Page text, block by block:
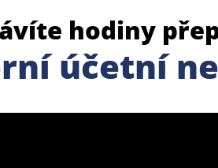
hodiny
účetní